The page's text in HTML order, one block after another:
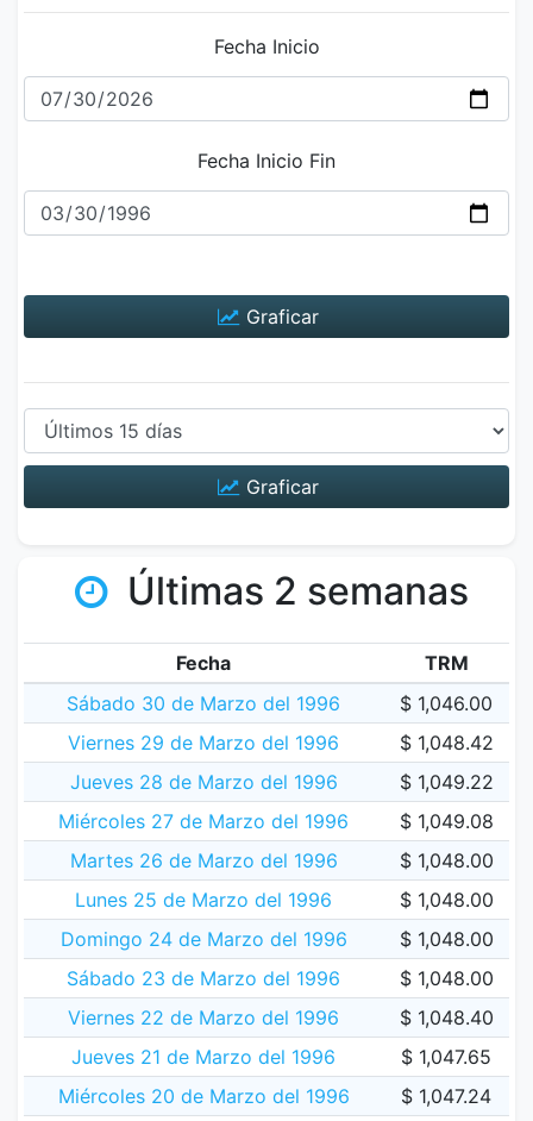
Fecha Inicio
Fecha Inicio Fin
Graficar
Graficar
Últimas 2 semanas
Fecha
TRM
Sábado 30 de Marzo del 1996
$ 1,046.00
Viernes 29 de Marzo del 1996
$ 1,048.42
Jueves 28 de Marzo del 1996
$ 1,049.22
Miércoles 27 de Marzo del 1996
$ 1,049.08
Martes 26 de Marzo del 1996
$ 1,048.00
Lunes 25 de Marzo del 1996
$ 1,048.00
Domingo 24 de Marzo del 1996
$ 1,048.00
Sábado 23 de Marzo del 1996
$ 1,048.00
Viernes 22 de Marzo del 1996
$ 1,048.40
Jueves 21 de Marzo del 1996
$ 1,047.65
Miércoles 20 de Marzo del 1996
$ 1,047.24